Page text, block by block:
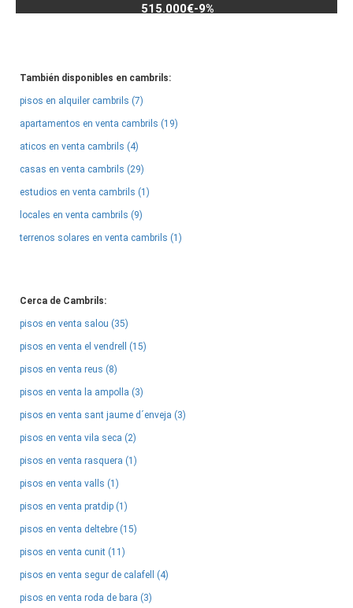
515.000€-9%
También disponibles en cambrils:
pisos en alquiler cambrils (7)
apartamentos en venta cambrils (19)
aticos en venta cambrils (4)
casas en venta cambrils (29)
estudios en venta cambrils (1)
locales en venta cambrils (9)
terrenos solares en venta cambrils (1)
Cerca de Cambrils:
pisos en venta salou (35)
pisos en venta el vendrell (15)
pisos en venta reus (8)
pisos en venta la ampolla (3)
pisos en venta sant jaume d´enveja (3)
pisos en venta vila seca (2)
pisos en venta rasquera (1)
pisos en venta valls (1)
pisos en venta pratdip (1)
pisos en venta deltebre (15)
pisos en venta cunit (11)
pisos en venta segur de calafell (4)
pisos en venta roda de bara (3)